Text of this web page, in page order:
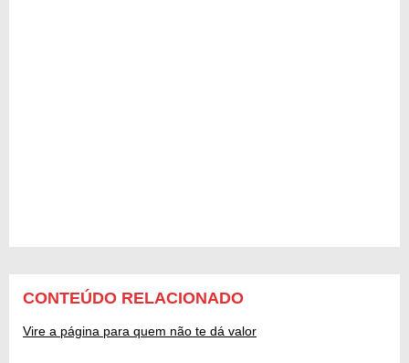
CONTEÚDO RELACIONADO
Vire a página para quem não te dá valor